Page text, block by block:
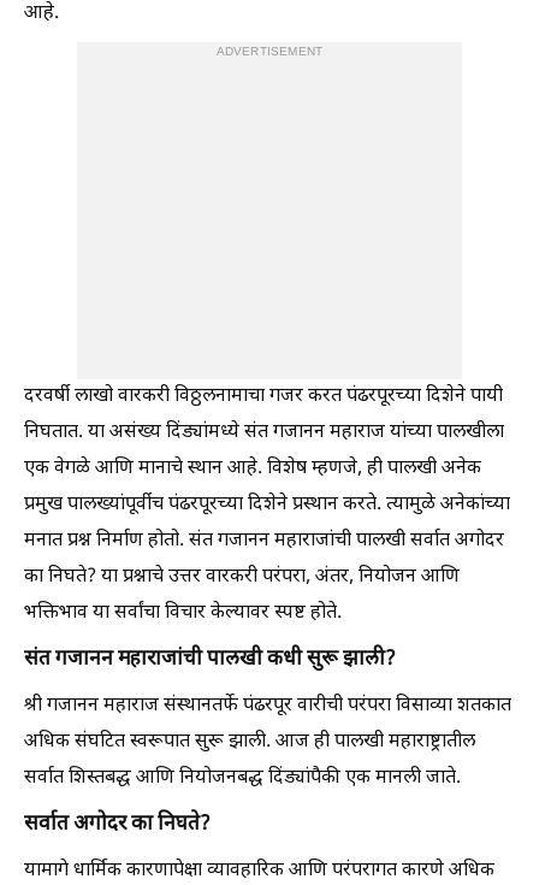
आहे.
ADVERTISEMENT
दरवर्षी लाखो वारकरी विठ्ठलनामाचा गजर करत पंढरपूरच्या दिशेने पायी
निघतात. या असंख्य दिंड्यांमध्ये संत गजानन महाराज यांच्या पालखीला
एक वेगळे आणि मानाचे स्थान आहे. विशेष म्हणजे, ही पालखी अनेक
प्रमुख पालख्यांपूर्वीच पंढरपूरच्या दिशेने प्रस्थान करते. त्यामुळे अनेकांच्या
मनात प्रश्न निर्माण होतो. संत गजानन महाराजांची पालखी सर्वात अगोदर
का निघते? या प्रश्नाचे उत्तर वारकरी परंपरा, अंतर, नियोजन आणि
भक्तिभाव या सर्वांचा विचार केल्यावर स्पष्ट होते.
संत गजानन महाराजांची पालखी कधी सुरू झाली?
श्री गजानन महाराज संस्थानतर्फे पंढरपूर वारीची परंपरा विसाव्या शतकात
अधिक संघटित स्वरूपात सुरू झाली. आज ही पालखी महाराष्ट्रातील
सर्वात शिस्तबद्ध आणि नियोजनबद्ध दिंड्यांपैकी एक मानली जाते.
सर्वात अगोदर का निघते?
यामागे धार्मिक कारणापेक्षा व्यावहारिक आणि परंपरागत कारणे अधिक